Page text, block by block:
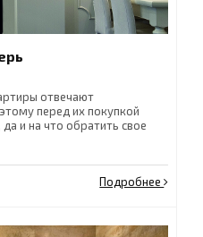
отвечают
перед их покупкой
и на что обратить свое
Подробнее